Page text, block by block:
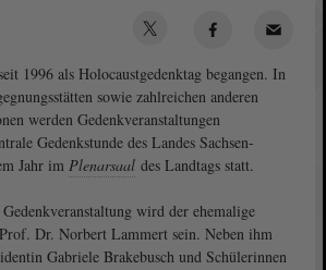
1996 als Holocaustgedenktag begangen. In
sowie zahlreichen anderen
werden Gedenkveranstaltungen
Gedenkstunde des Landes Sachsen-
Jahr im Plenarsaal des Landtags statt.
wird der ehemalige
Dr. Norbert Lammert sein. Neben ihm
Gabriele Brakebusch und Schülerinnen